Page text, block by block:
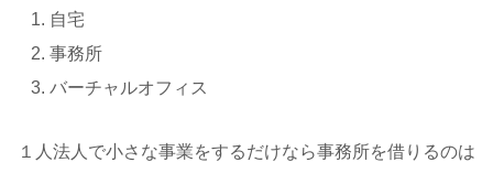
自宅
事務所
バーチャルオフィス
１人法人で小さな事業をするだけなら事務所を借りるのは